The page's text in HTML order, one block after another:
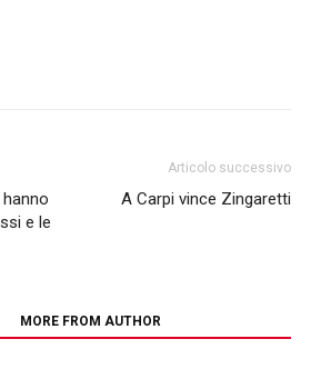
e le
Articolo successivo
A Carpi vince Zingaretti
MORE FROM AUTHOR